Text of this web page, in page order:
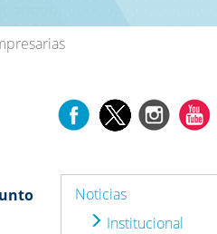
Noticias
Institucional